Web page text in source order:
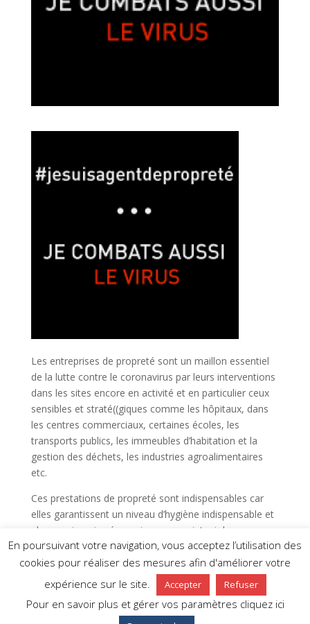
Les entreprises de propreté sont un maillon essentiel
de la lutte contre le coronavirus par leurs interventions
dans les sites encore en activité et en particulier ceux
sensibles et straté((giques comme les hôpitaux, dans
les centres commerciaux, certaines écoles, les
transports publics, les immeubles d’habitation et la
gestion des déchets, les industries agroalimentaires
etc.
Ces prestations de propreté sont indispensables car
elles garantissent un niveau d’hygiène indispensable et
plus que jamais nécessaire pour maintenir les espaces
salubres qui s’inscrit dans une lutte active pour
éradiquer le coronavirus.
En poursuivant votre navigation, vous acceptez l’utilisation des
cookies pour réaliser des mesures afin d'améliorer votre
expérience sur le site.
Accepter Refuser
Pour en savoir plus et gérer vos paramètres cliquez ici